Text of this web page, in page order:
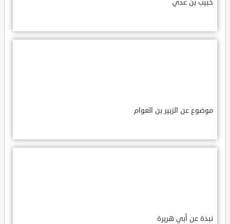
خبيب بن عدي
موضوع عن الزبير بن العوام
نبذة عن أبي هريرة